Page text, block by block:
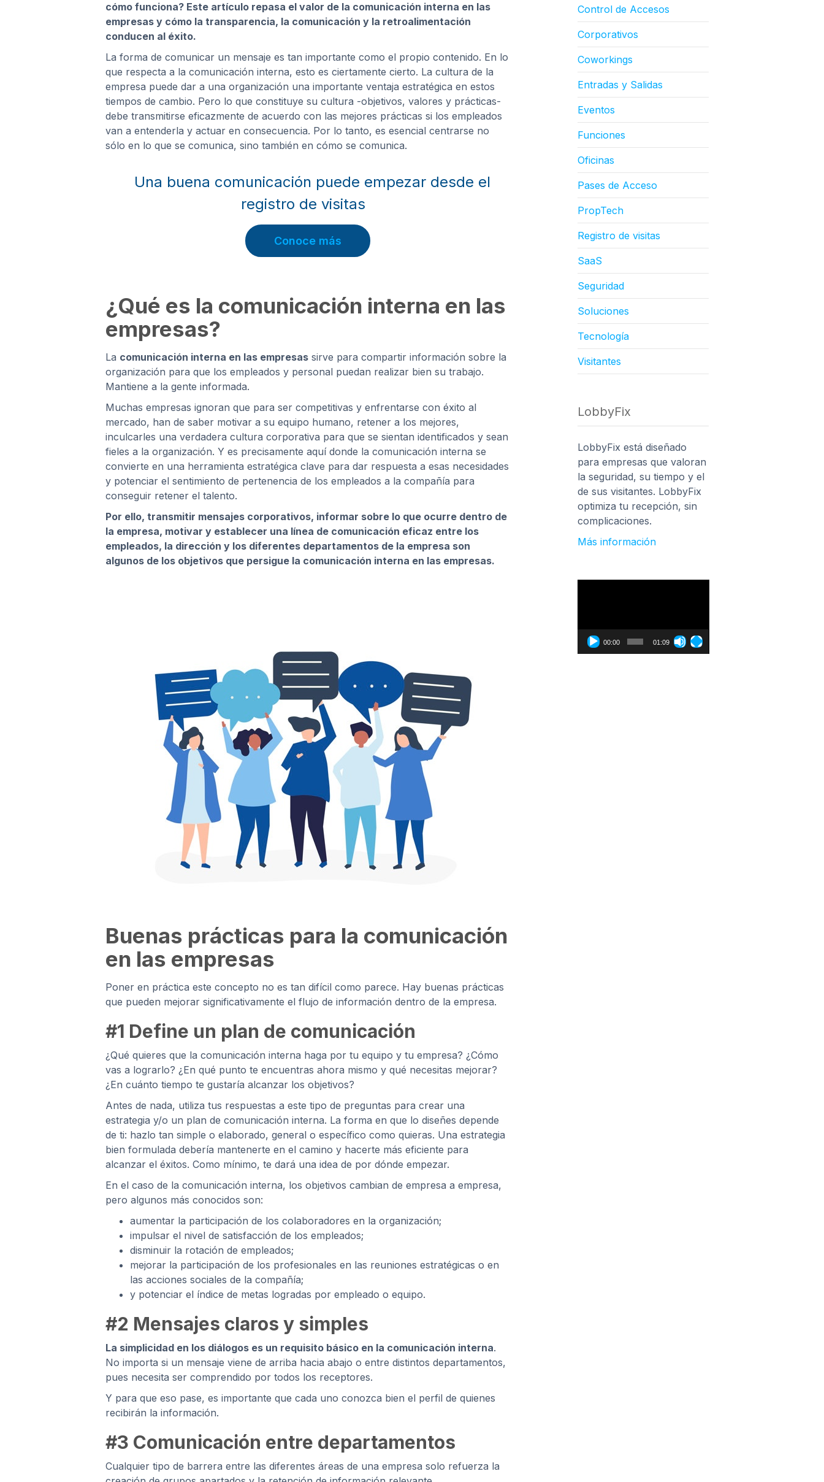
cómo funciona? Este artículo repasa el valor de la comunicación interna en las
empresas y cómo la transparencia, la comunicación y la retroalimentación
conducen al éxito.
La forma de comunicar un mensaje es tan importante como el propio contenido. En lo
que respecta a la comunicación interna, esto es ciertamente cierto. La cultura de la
empresa puede dar a una organización una importante ventaja estratégica en estos
tiempos de cambio. Pero lo que constituye su cultura -objetivos, valores y prácticas-
debe transmitirse eficazmente de acuerdo con las mejores prácticas si los empleados
van a entenderla y actuar en consecuencia. Por lo tanto, es esencial centrarse no
sólo en lo que se comunica, sino también en cómo se comunica.
Una buena comunicación puede empezar desde el
registro de visitas
Conoce más
¿Qué es la comunicación interna en las
empresas?
La comunicación interna en las empresas sirve para compartir información sobre la
organización para que los empleados y personal puedan realizar bien su trabajo.
Mantiene a la gente informada.
Muchas empresas ignoran que para ser competitivas y enfrentarse con éxito al
mercado, han de saber motivar a su equipo humano, retener a los mejores,
inculcarles una verdadera cultura corporativa para que se sientan identificados y sean
fieles a la organización. Y es precisamente aquí donde la comunicación interna se
convierte en una herramienta estratégica clave para dar respuesta a esas necesidades
y potenciar el sentimiento de pertenencia de los empleados a la compañía para
conseguir retener el talento.
Por ello, transmitir mensajes corporativos, informar sobre lo que ocurre dentro de
la empresa, motivar y establecer una línea de comunicación eficaz entre los
empleados, la dirección y los diferentes departamentos de la empresa son
algunos de los objetivos que persigue la comunicación interna en las empresas.
Buenas prácticas para la comunicación
en las empresas
Poner en práctica este concepto no es tan difícil como parece. Hay buenas prácticas
que pueden mejorar significativamente el flujo de información dentro de la empresa.
#1 Define un plan de comunicación
¿Qué quieres que la comunicación interna haga por tu equipo y tu empresa? ¿Cómo
vas a lograrlo? ¿En qué punto te encuentras ahora mismo y qué necesitas mejorar?
¿En cuánto tiempo te gustaría alcanzar los objetivos?
Antes de nada, utiliza tus respuestas a este tipo de preguntas para crear una
estrategia y/o un plan de comunicación interna. La forma en que lo diseñes depende
de ti: hazlo tan simple o elaborado, general o específico como quieras. Una estrategia
bien formulada debería mantenerte en el camino y hacerte más eficiente para
alcanzar el éxitos. Como mínimo, te dará una idea de por dónde empezar.
En el caso de la comunicación interna, los objetivos cambian de empresa a empresa,
pero algunos más conocidos son:
aumentar la participación de los colaboradores en la organización;
impulsar el nivel de satisfacción de los empleados;
disminuir la rotación de empleados;
mejorar la participación de los profesionales en las reuniones estratégicas o en
las acciones sociales de la compañía;
y potenciar el índice de metas logradas por empleado o equipo.
#2 Mensajes claros y simples
La simplicidad en los diálogos es un requisito básico en la comunicación interna.
No importa si un mensaje viene de arriba hacia abajo o entre distintos departamentos,
pues necesita ser comprendido por todos los receptores.
Y para que eso pase, es importante que cada uno conozca bien el perfil de quienes
recibirán la información.
#3 Comunicación entre departamentos
Cualquier tipo de barrera entre las diferentes áreas de una empresa solo refuerza la
Control de Accesos
Corporativos
Coworkings
Entradas y Salidas
Eventos
Funciones
Oficinas
Pases de Acceso
PropTech
Registro de visitas
SaaS
Seguridad
Soluciones
Tecnología
Visitantes
LobbyFix
LobbyFix está diseñado
para empresas que valoran
la seguridad, su tiempo y el
de sus visitantes. LobbyFix
optimiza tu recepción, sin
complicaciones.
Más información
00:00 01:09